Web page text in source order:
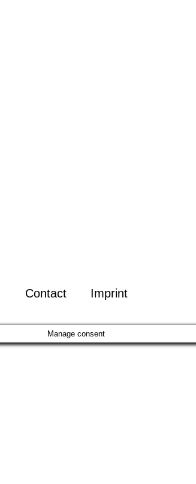
Contact Imprint
Manage consent